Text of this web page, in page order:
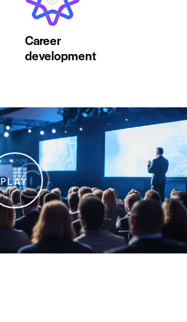
Career
development
PLAY